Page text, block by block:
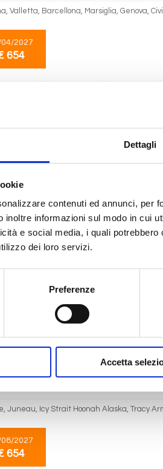
Dettagli
contenuti ed annunci, per
inoltre informazioni sul modo in cui
e social media, i quali
dei loro servizi.
Preferenze
Accetta
Valletta, Barcellona, Marsiglia, Genova,
2027
654
Barcellona, Marsiglia, Genova,
654
Caraibi 8 giorni
daMiami
21/06/2027
€ 694
8 giorni
Juneau, Icy Strait Hoonah Alaska, Tracy
2027
654